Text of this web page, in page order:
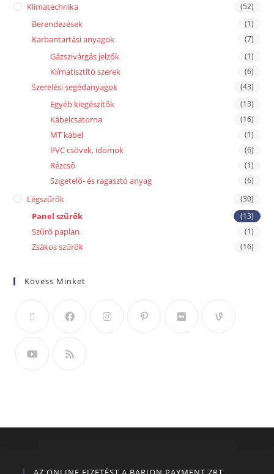
Klímatechnika (52)
Berendezések (1)
Karbantartási anyagok (7)
Gázszivárgás jelzők (1)
Klímatisztító szerek (6)
Szerelési segédanyagok (43)
Egyéb kiegészítők (13)
Kábelcsatorna (16)
MT kábel (1)
PVC csövek, idomok (6)
Rézcső (1)
Szigetelő- és ragasztó anyag (6)
Légszűrők (30)
Panel szűrők (13)
Szűrő paplan (1)
Zsákos szűrők (16)
Kövess Minket